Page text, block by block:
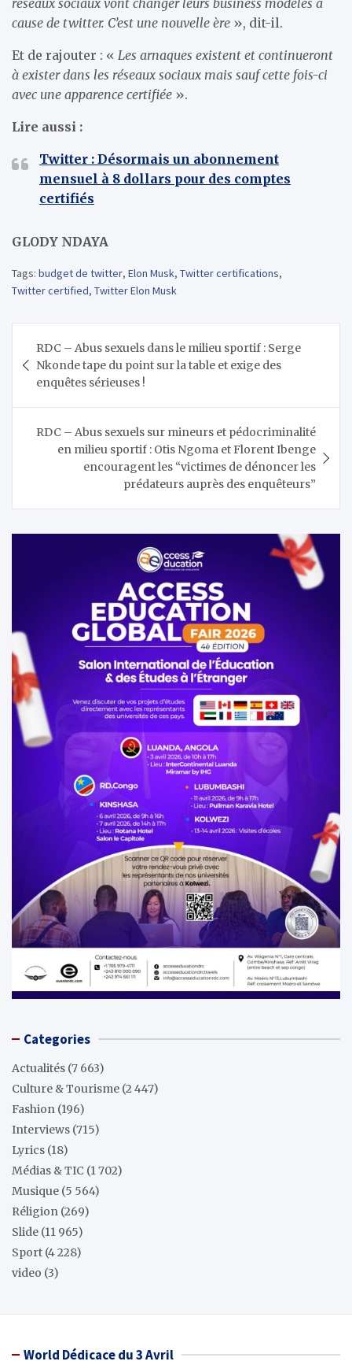
cause de twitter. C’est une nouvelle ère », dit-il.
Et de rajouter : « Les arnaques existent et continueront
à exister dans les réseaux sociaux mais sauf cette fois-ci
avec une apparence certifiée ».
Lire aussi :
Twitter : Désormais un abonnement
mensuel à 8 dollars pour des comptes
certifiés
GLODY NDAYA
Tags: budget de twitter, Elon Musk, Twitter certifications,
Twitter certified, Twitter Elon Musk
de
l’article
RDC – Abus sexuels dans le milieu sportif : Serge
Nkonde tape du point sur la table et exige des
enquêtes sérieuses !
RDC – Abus sexuels sur mineurs et pédocriminalité
en milieu sportif : Otis Ngoma et Florent Ibenge
encouragent les “victimes de dénoncer les
prédateurs auprès des enquêteurs”
Categories
Actualités (7 663)
Culture & Tourisme (2 447)
Fashion (196)
Interviews (715)
Lyrics (18)
Médias & TIC (1 702)
Musique (5 564)
Réligion (269)
Slide (11 965)
Sport (4 228)
video (3)
World Dédicace du 3 Avril